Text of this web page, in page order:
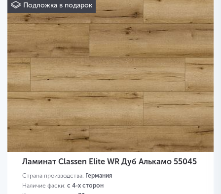
Подложка в подарок
Ламинат Classen Elite WR Дуб Алькамо 55045
Страна производства: Германия
Наличие фаски: с 4-х сторон